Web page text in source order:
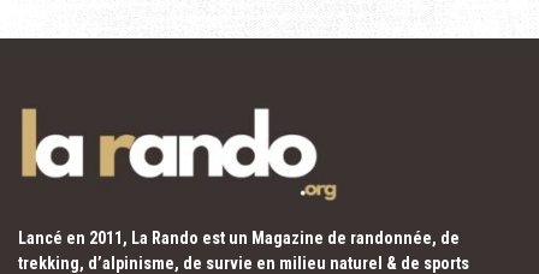
Lancé en 2011, La Rando est un Magazine de randonnée, de
trekking, d’alpinisme, de survie en milieu naturel & de sports